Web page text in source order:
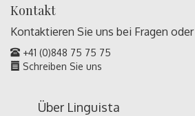
Kontakt
Kontaktieren Sie uns bei Fragen oder
+41 (0)848 75 75 75
Schreiben Sie uns
Über Linguista